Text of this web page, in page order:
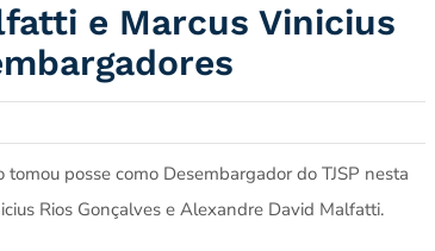
e Marcus Vinicius
posse como Desembargador do TJSP nesta
Rios Gonçalves e Alexandre David Malfatti.